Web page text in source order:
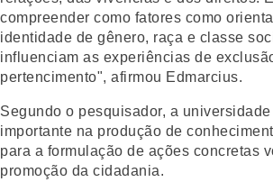
compreender como fatores como
identidade de gênero, raça e classe
influenciam as experiências de
pertencimento", afirmou Edmarcius.
Segundo o pesquisador, a universidade
importante na produção de
para a formulação de ações concretas
promoção da cidadania.